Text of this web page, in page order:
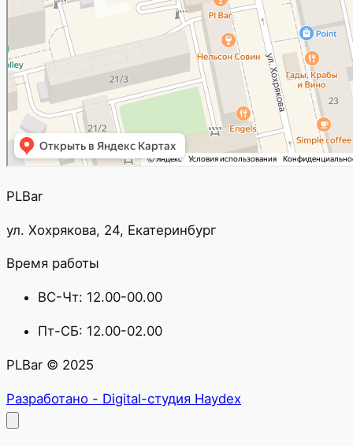
PLBar
ул. Хохрякова, 24, Екатеринбург
Время работы
ВС-Чт: 12.00-00.00
Пт-СБ: 12.00-02.00
PLBar © 2025
Разработано - Digital-студия Haydex